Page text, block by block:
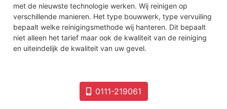
met de nieuwste technologie werken. Wij reinigen op
verschillende manieren. Het type bouwwerk, type vervuiling
bepaalt welke reinigingsmethode wij hanteren. Dit bepaalt
niet alleen het tarief maar ook de kwaliteit van de reiniging
en uiteindelijk de kwaliteit van uw gevel.
0111-219061